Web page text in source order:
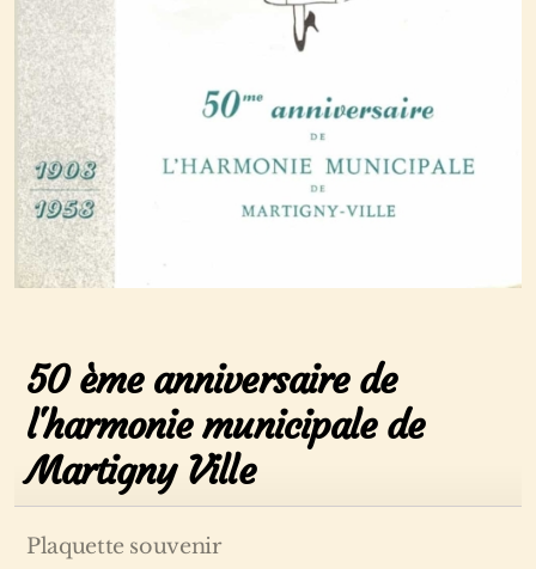
50 ème anniversaire de
l'harmonie municipale de
Martigny Ville
Plaquette souvenir